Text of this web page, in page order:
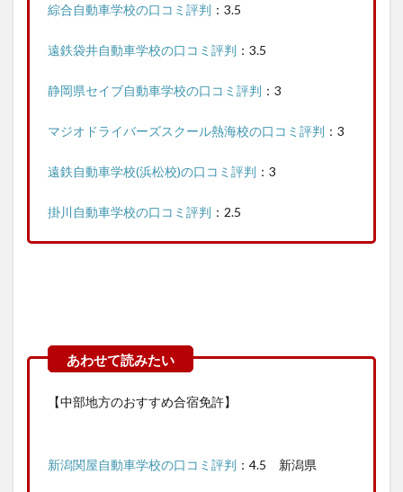
綜合自動車学校の口コミ評判 ：3.5
遠鉄袋井自動車学校の口コミ評判 ：3.5
静岡県セイブ自動車学校の口コミ評判 ：3
マジオドライバーズスクール熱海校の口コミ評判 ：3
遠鉄自動車学校(浜松校)の口コミ評判 ：3
掛川自動車学校の口コミ評判 ：2.5
【中部地方のおすすめ合宿免許】
新潟関屋自動車学校の口コミ評判 ：4.5 新潟県